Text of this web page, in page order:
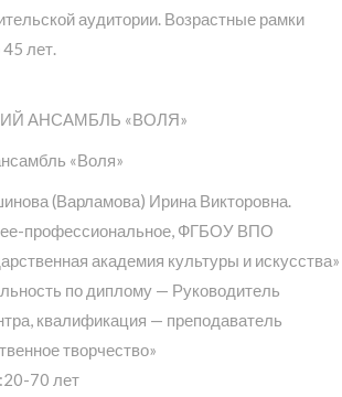
аудитории. Возрастные рамки
45 лет.
АНСАМБЛЬ «ВОЛЯ»
«Воля»
(Варламова) Ирина Викторовна.
профессиональное, ФГБОУ ВПО
академия культуры и искусства»
по диплому — Руководитель
квалификация — преподаватель
творчество»
70 лет